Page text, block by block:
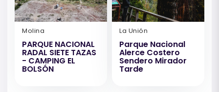
Molina
PARQUE NACIONAL
RADAL SIETE TAZAS
- CAMPING EL
BOLSÓN
La Unión
Parque Nacional
Alerce Costero
Sendero Mirador
Tarde